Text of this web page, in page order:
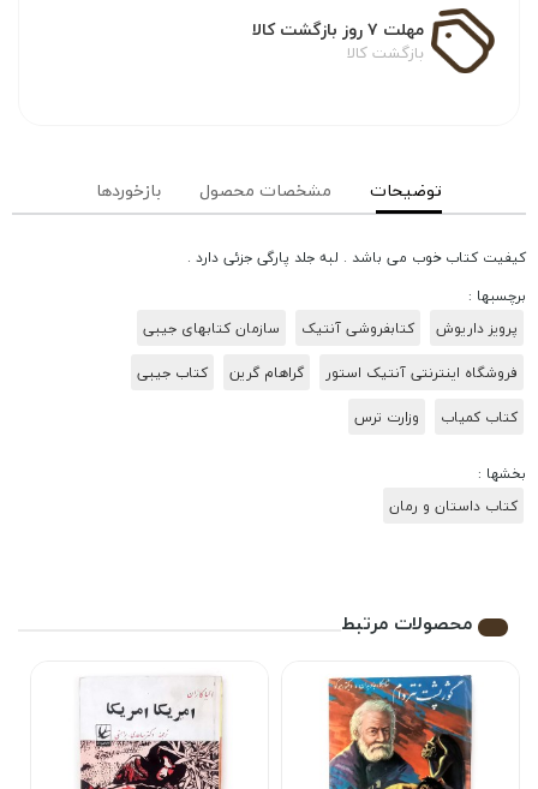
مهلت ۷ روز بازگشت کالا
بازگشت کالا
توضیحات مشخصات محصول بازخوردها
کیفیت کتاب خوب می باشد . لبه جلد پارگی جزئی دارد .
برچسبها :
پرویز داریوش
کتابفروشی آنتیک
سازمان کتابهای جیبی
فروشگاه اینترنتی آنتیک استور
گراهام گرین
کتاب جیبی
کتاب کمیاب
وزارت ترس
بخشها :
کتاب داستان و رمان
محصولات مرتبط